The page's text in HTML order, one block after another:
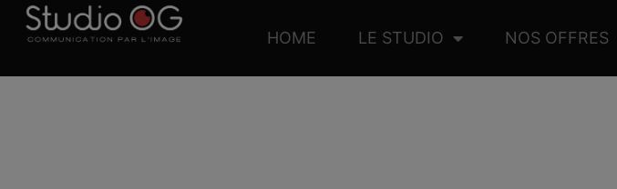
HOME LE STUDIO NOS OFFRES